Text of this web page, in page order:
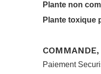
Plante non
Plante toxique
Paiement